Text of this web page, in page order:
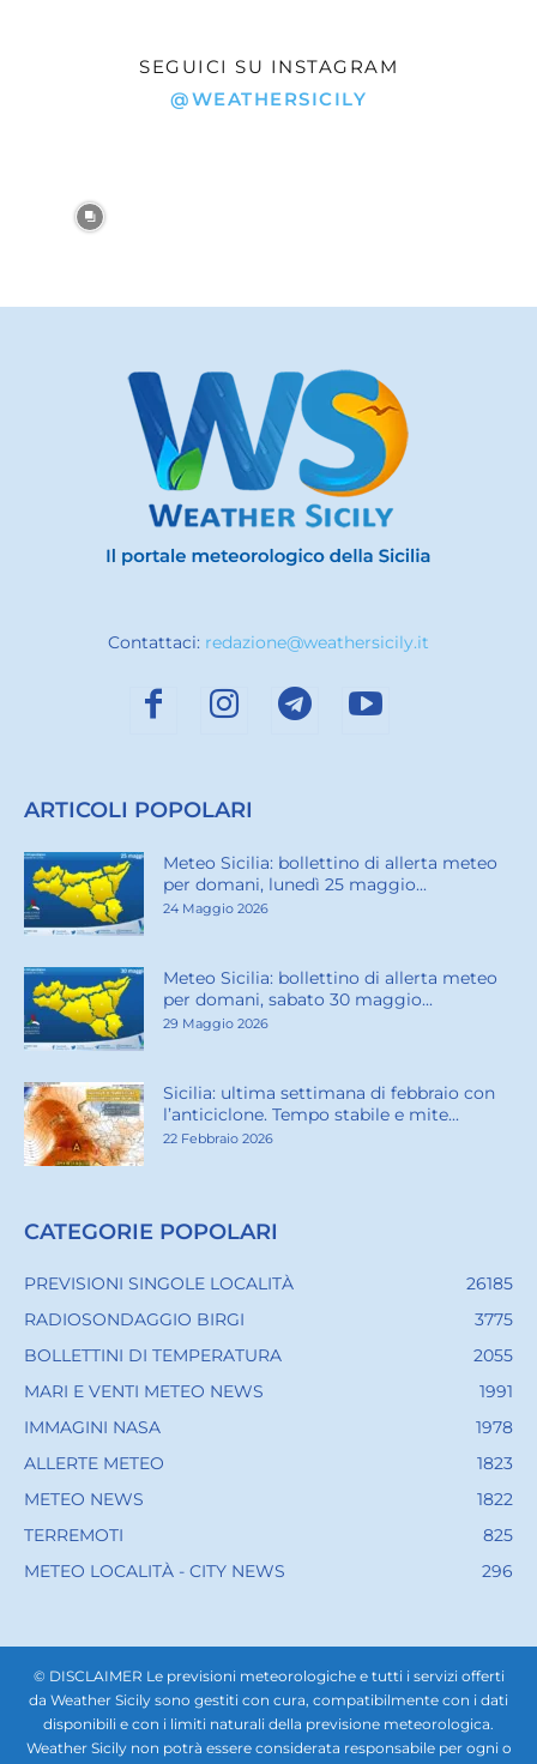
SEGUICI SU INSTAGRAM
@WEATHERSICILY
Contattaci: redazione@weathersicily.it
ARTICOLI POPOLARI
Meteo Sicilia: bollettino di allerta meteo
per domani, lunedì 25 maggio...
24 Maggio 2026
Meteo Sicilia: bollettino di allerta meteo
per domani, sabato 30 maggio...
29 Maggio 2026
Sicilia: ultima settimana di febbraio con
l’anticiclone. Tempo stabile e mite...
22 Febbraio 2026
CATEGORIE POPOLARI
PREVISIONI SINGOLE LOCALITÀ
26185
RADIOSONDAGGIO BIRGI
3775
BOLLETTINI DI TEMPERATURA
2055
MARI E VENTI METEO NEWS
1991
IMMAGINI NASA
1978
ALLERTE METEO
1823
METEO NEWS
1822
TERREMOTI
825
METEO LOCALITÀ - CITY NEWS
296
© DISCLAIMER Le previsioni meteorologiche e tutti i servizi offerti
da Weather Sicily sono gestiti con cura, compatibilmente con i dati
disponibili e con i limiti naturali della previsione meteorologica.
Weather Sicily non potrà essere considerata responsabile per ogni o